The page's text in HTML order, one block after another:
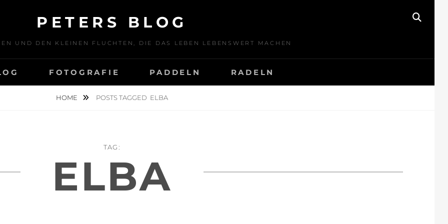
PETERS BLOG
UND DEN KLEINEN FLUCHTEN, DIE DAS LEBEN LEBENSWERT MACHEN
FOTOGRAFIE PADDELN RADELN
HOME POSTS TAGGED ELBA
TAG:
ELBA